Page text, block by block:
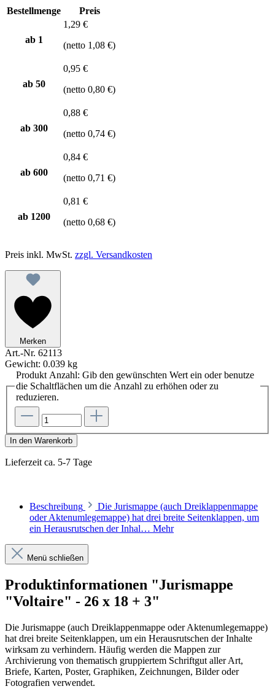
Bestellmenge Preis
ab 1
1,29 €
(netto 1,08 €)
ab 50
0,95 €
(netto 0,80 €)
ab 300
0,88 €
(netto 0,74 €)
ab 600
0,84 €
(netto 0,71 €)
ab 1200
0,81 €
(netto 0,68 €)
Preis inkl. MwSt. zzgl. Versandkosten
Merken
Art.-Nr. 62113
Gewicht: 0.039 kg
Produkt Anzahl: Gib den gewünschten Wert ein oder benutze
die Schaltflächen um die Anzahl zu erhöhen oder zu
reduzieren.
In den Warenkorb
Lieferzeit ca. 5-7 Tage
Beschreibung
Die Jurismappe (auch Dreiklappenmappe
oder Aktenumlegemappe) hat drei breite Seitenklappen, um
ein Herausrutschen der Inhal… Mehr
Menü schließen
Produktinformationen "Jurismappe
"Voltaire" - 26 x 18 + 3"
Die Jurismappe (auch Dreiklappenmappe oder Aktenumlegemappe)
hat drei breite Seitenklappen, um ein Herausrutschen der Inhalte
wirksam zu verhindern. Häufig werden die Mappen zur
Archivierung von thematisch gruppiertem Schriftgut aller Art,
Briefe, Karten, Poster, Graphiken, Zeichnungen, Bilder oder
Fotografien verwendet.